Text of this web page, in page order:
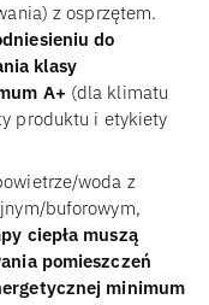
z osprzętem.
do
klasy
A+ (dla klimatu
produktu i etykiety
woda z
buforowym,
ciepła muszą
pomieszczeń
minimum